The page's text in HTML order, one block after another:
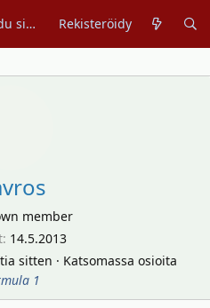
Kirjaudu sisään Rekisteröidy
member
14.5.2013
sitten · Katsomassa osioita
1